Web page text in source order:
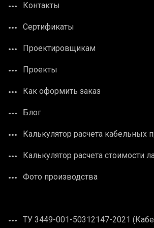
Контакты
Сертификаты
Проектировщикам
Проекты
Как оформить заказ
Блог
Калькулятор расчета кабельных
Калькулятор расчета стоимости
Фото производства
ТУ 3449-001-50312147-2021